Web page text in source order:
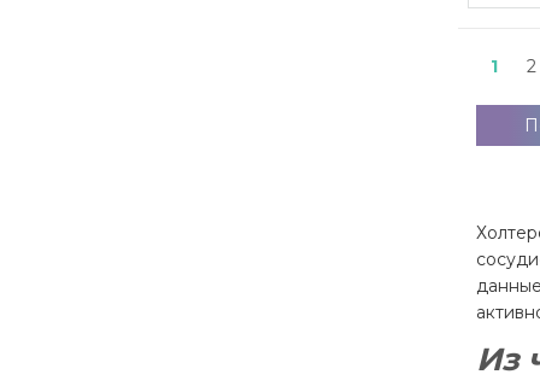
1 2
Из